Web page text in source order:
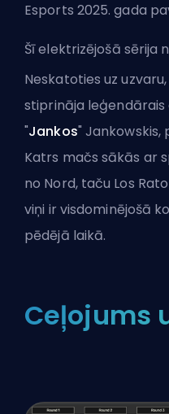
Esports 2025. gada
Šī elektrizējošā sērija
Neskatoties uz
stiprināja leģendārais
"Jankos" Jankowskis,
Katrs mačs sākās ar
no Nord, taču Los
viņi ir visdominējošā
pēdējā laikā.
Ceļojums